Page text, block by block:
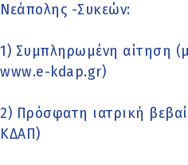
Νεάπολης -Συκεών:
1) Συμπληρωμένη αίτηση
www.e-kdap.gr)
2) Πρόσφατη ιατρική
ΚΔΑΠ)